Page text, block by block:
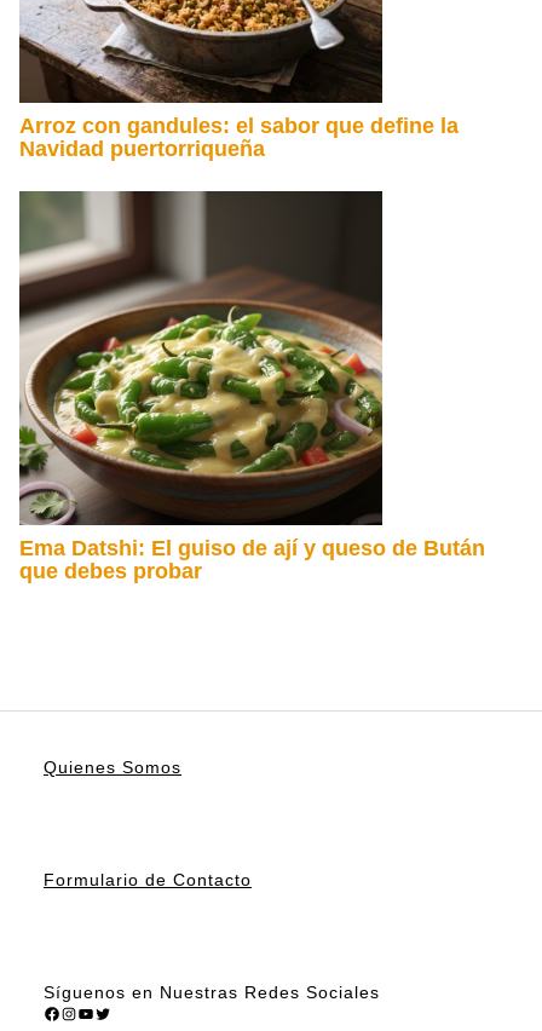
Arroz con gandules: el sabor que define la
Navidad puertorriqueña
Ema Datshi: El guiso de ají y queso de Bután
que debes probar
Quienes Somos
Formulario de Contacto
Síguenos en Nuestras Redes Sociales
Facebook InstagramYouTube Twitter